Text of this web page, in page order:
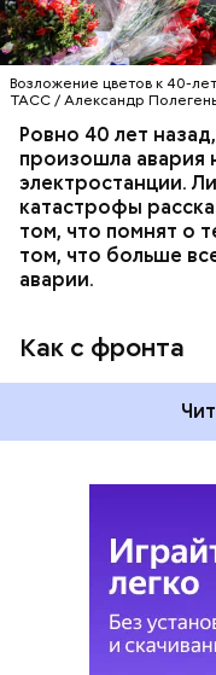
Возложение цветов к 40-
ТАСС / Александр
Ровно 40 лет
произошла авария
электростанции.
катастрофы
том, что помнят о
том, что больше
аварии.
Как с фронта